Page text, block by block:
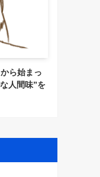
ら始まっ
人間味”を